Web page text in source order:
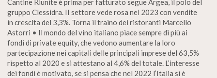
Cantine Riunite è prima per fatturato segue Argea, il polo del
gruppo Clessidra. II settore vede rosa nel 2023 con vendite
in crescita del 3,3%. Torna il traino dei ristoranti Marcello
Astorri • Il mondo del vino italiano piace sempre di più ai
fondi di private equity, che vedono aumentare la loro
partecipazione nei capitali delle principali imprese del 63,5%
rispetto al 2020 e si attestano al 4,6% del totale. L’interesse
dei fondi è motivato, se si pensa che nel 2022 l’Italia si è